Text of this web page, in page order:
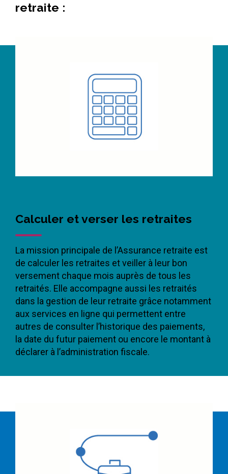
retraite :
Calculer et verser les retraites
La mission principale de l’Assurance retraite est
de calculer les retraites et veiller à leur bon
versement chaque mois auprès de tous les
retraités. Elle accompagne aussi les retraités
dans la gestion de leur retraite grâce notamment
aux services en ligne qui permettent entre
autres de consulter l’historique des paiements,
la date du futur paiement ou encore le montant à
déclarer à l’administration fiscale.